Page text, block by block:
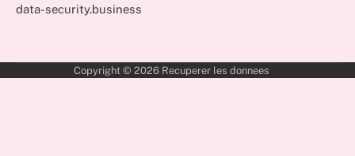
data-security.business
Copyright © 2026 Recuperer les donnees